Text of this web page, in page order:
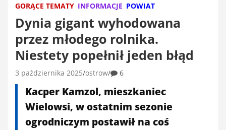
GORĄCE TEMATY INFORMACJE POWIAT
Dynia gigant wyhodowana
przez młodego rolnika.
Niestety popełnił jeden błąd
3 października 2025 ostrow 6
Kacper Kamzol, mieszkaniec
Wielowsi, w ostatnim sezonie
ogrodniczym postawił na coś